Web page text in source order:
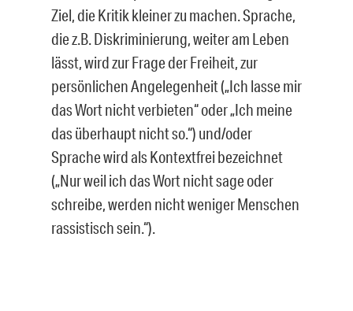
Ziel, die Kritik kleiner zu machen. Sprache,
die z.B. Diskriminierung, weiter am Leben
lässt, wird zur Frage der Freiheit, zur
persönlichen Angelegenheit („Ich lasse mir
das Wort nicht verbieten“ oder „Ich meine
das überhaupt nicht so.“) und/oder
Sprache wird als Kontextfrei bezeichnet
(„Nur weil ich das Wort nicht sage oder
schreibe, werden nicht weniger Menschen
rassistisch sein.“).